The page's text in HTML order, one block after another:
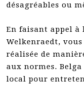
désagréables ou
En faisant appel à
Welkenraedt,
réalisée de
aux normes.
local pour